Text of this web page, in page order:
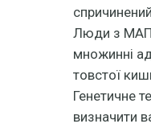
Люди з
множинні
товстої
Генетичне
визначити